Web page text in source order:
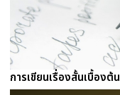
การเขียนเรื่องสั้นเบื้องต้น